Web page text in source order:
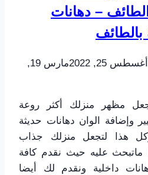
– دهانات
أغسطس 25, 2022
مارس 19,
مظهر منزلك أكثر روعة
وإضافة الوان دهانات حديثة
هذا لتجعل منزلك جذاب
ماتبحث عليه حيث نقدم كافة
داخلية ونقدم لك أيضا